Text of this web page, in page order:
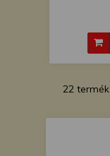
22 termék